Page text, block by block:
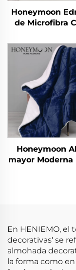
Honeymoon
de Microfibra
Sábanas
Honeymoon
mayor Moderna
En HENIEMO, el
decorativas' se
almohada
la forma como